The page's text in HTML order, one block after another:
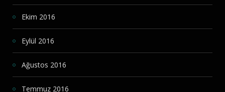
Ekim 2016
Eylül 2016
Ağustos 2016
Temmuz 2016